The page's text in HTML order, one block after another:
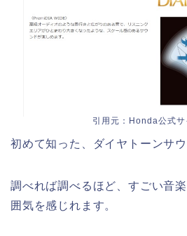
引用元：Honda公式サ
初めて知った、ダイヤトーンサウ
調べれば調べるほど、すごい音
囲気を感じれます。